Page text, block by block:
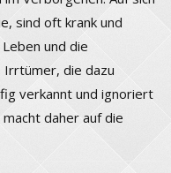
sind oft krank und
und die
Irrtümer, die dazu
verkannt und ignoriert
daher auf die